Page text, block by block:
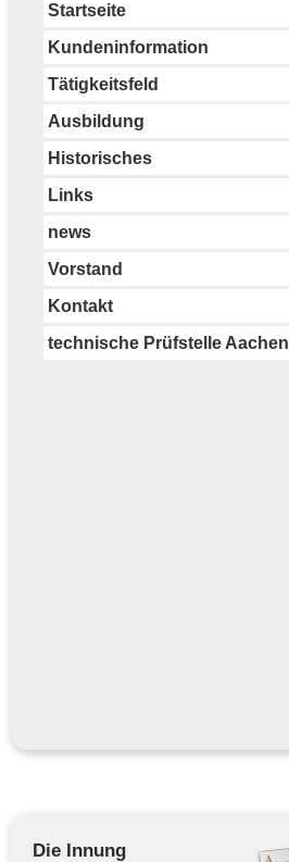
Startseite
Kundeninformation
Tätigkeitsfeld
Ausbildung
Historisches
Links
news
Vorstand
Kontakt
technische Prüfstelle Aachen
Die Innung